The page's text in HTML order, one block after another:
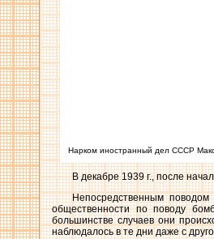
Нарком иностранный дел СССР
В декабре 1939 г., после
Непосредственным
общественности по поводу
большинстве случаев они
наблюдалось в те дни даже с